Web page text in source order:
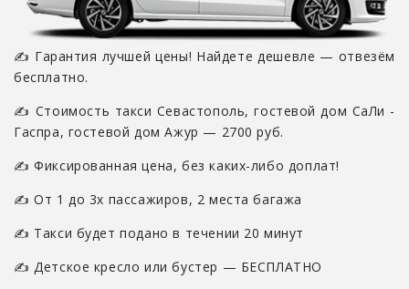
✍ Гарантия лучшей цены! Найдете дешевле — отвезём
бесплатно.
✍ Стоимость такси Севастополь, гостевой дом СаЛи -
Гаспра, гостевой дом Ажур — 2700 руб.
✍ Фиксированная цена, без каких-либо доплат!
✍ От 1 до 3х пассажиров, 2 места багажа
✍ Такси будет подано в течении 20 минут
✍ Детское кресло или бустер — БЕСПЛАТНО